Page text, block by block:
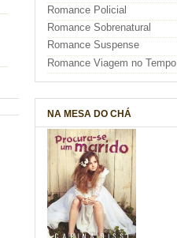
Romance Policial
Romance Sobrenatural
Romance Suspense
Romance Viagem no Tempo
NA MESA DO CHÁ